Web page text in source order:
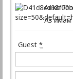
Анка
Аз имам
Guest *